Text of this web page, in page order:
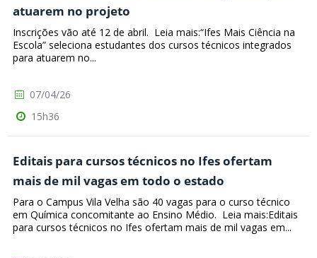
atuarem no projeto
Inscrições vão até 12 de abril. Leia mais:“Ifes Mais Ciência na
Escola” seleciona estudantes dos cursos técnicos integrados
para atuarem no...
07/04/26
15h36
Editais para cursos técnicos no Ifes ofertam
mais de mil vagas em todo o estado
Para o Campus Vila Velha são 40 vagas para o curso técnico
em Química concomitante ao Ensino Médio. Leia mais:Editais
para cursos técnicos no Ifes ofertam mais de mil vagas em...